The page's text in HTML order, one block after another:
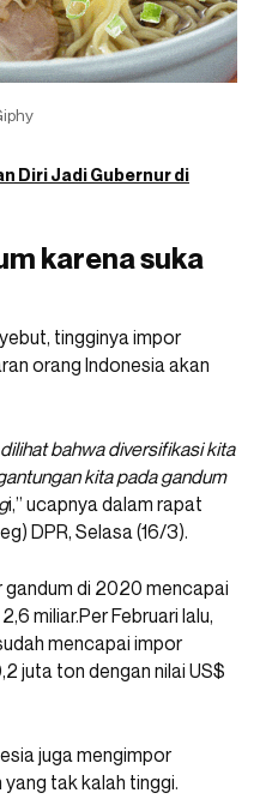
Diri Jadi Gubernur di
karena suka
tingginya impor
orang Indonesia akan
bahwa diversifikasi kita
kita pada gandum
i,” ucapnya dalam rapat
DPR, Selasa (16/3).
di 2020 mencapai
miliar.Per Februari lalu,
mencapai impor
juta ton dengan nilai US$
juga mengimpor
tak kalah tinggi.